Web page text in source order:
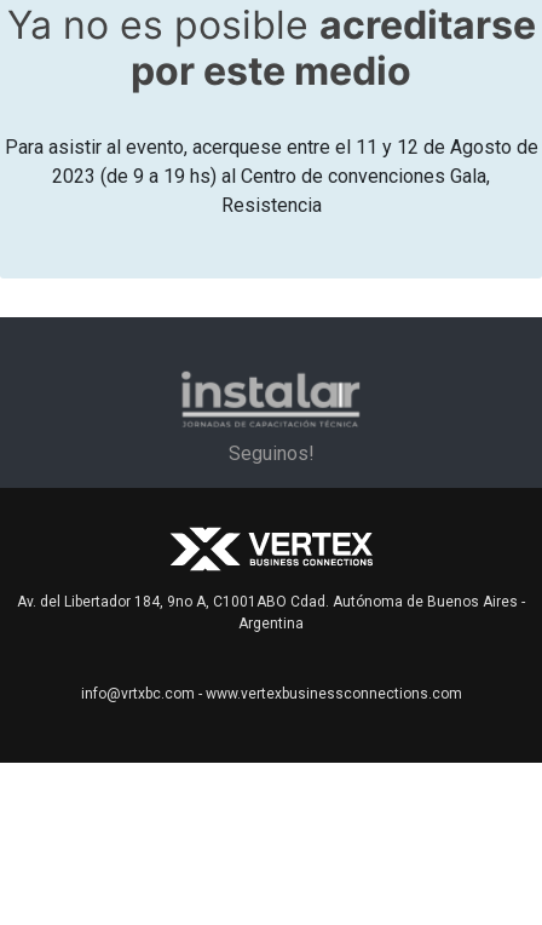
Ya no es posible acreditarse
por este medio
Para asistir al evento, acerquese entre el 11 y 12 de Agosto de
2023 (de 9 a 19 hs) al Centro de convenciones Gala,
Resistencia
Seguinos!
Av. del Libertador 184, 9no A, C1001ABO Cdad. Autónoma de Buenos Aires -
Argentina
info@vrtxbc.com - www.vertexbusinessconnections.com